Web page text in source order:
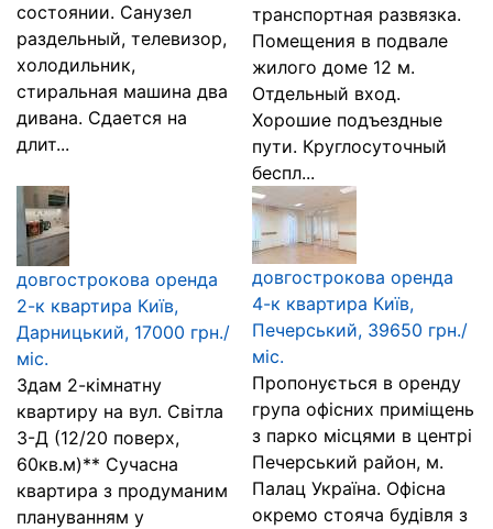
состоянии. Санузел
раздельный, телевизор,
холодильник,
стиральная машина два
дивана. Сдается на
длит...
транспортная развязка.
Помещения в подвале
жилого доме 12 м.
Отдельный вход.
Хорошие подъездные
пути. Круглосуточный
беспл...
довгострокова оренда
2-к квартира Київ,
Дарницький, 17000 грн./
міс.
Здам 2-кімнатну
квартиру на вул. Світла
3-Д (12/20 поверх,
60кв.м)** Сучасна
квартира з продуманим
плануванням у
довгострокова оренда
4-к квартира Київ,
Печерський, 39650 грн./
міс.
Пропонується в оренду
група офісних приміщень
з парко місцями в центрі
Печерський район, м.
Палац Україна. Офісна
окремо стояча будівля з